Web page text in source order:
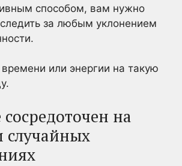
способом, вам нужно
за любым уклонением
или энергии на такую
на
случайных